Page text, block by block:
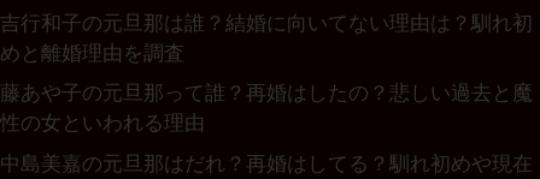
吉行和子の元旦那は誰？結婚に向いてない理由は？馴れ初
めと離婚理由を調査
藤あや子の元旦那って誰？再婚はしたの？悲しい過去と魔
性の女といわれる理由
中島美嘉の元旦那はだれ？再婚はしてる？馴れ初めや現在